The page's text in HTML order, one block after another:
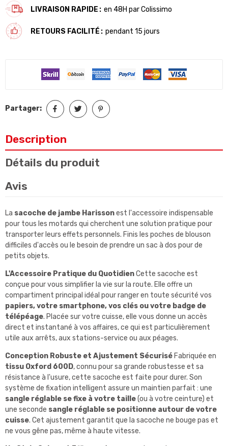
LIVRAISON RAPIDE en 48H par Colissimo
RETOURS FACILITÉ pendant 15 jours
Partager:
Description
Détails du produit
Avis
La sacoche de jambe Harissonest l'accessoire indispensable
pour tous les motards qui cherchent une solution pratique pour
transporter leurs effets personnels. Finis les poches de blouson
difficiles d'accès ou le besoin de prendre un sac à dos pour de
petits objets.
L'Accessoire Pratique du QuotidienCette sacoche est
conçue pour vous simplifier la vie sur la route. Elle offre un
compartiment principal idéal pour ranger en toute sécurité vos
papiers, votre smartphone, vos clés ou votre badge de
télépéage. Placée sur votre cuisse, elle vous donne un accès
direct et instantané à vos affaires, ce qui est particulièrement
utile aux arrêts, aux stations-service ou aux péages.
Conception Robuste et Ajustement Sécurisé Fabriquée en
tissu Oxford 600D, connu pour sa grande robustesse et sa
résistance à l'usure, cette sacoche est faite pour durer. Son
système de fixation intelligent assure un maintien parfait : une
sangle réglable se fixe à votre taille(ou à votre ceinture) et
une seconde sangle réglable se positionne autour de votre
cuisse. Cet ajustement garantit que la sacoche ne bouge pas et
ne vous gêne pas, même à haute vitesse.